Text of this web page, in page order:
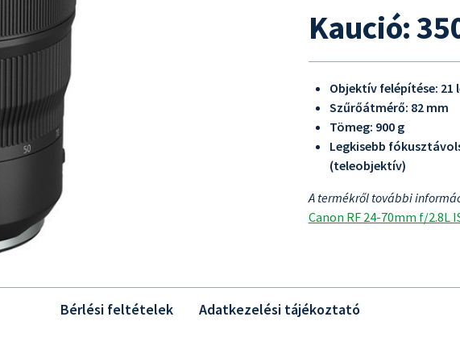
Kaució:
Objektív felépítése:
Szűrőátmérő: 82 mm
Tömeg: 900 g
Legkisebb
(teleobjektív)
A termékről további
Canon RF 24-70mm f/2.8L
Bérlési feltételek Adatkezelési tájékoztató